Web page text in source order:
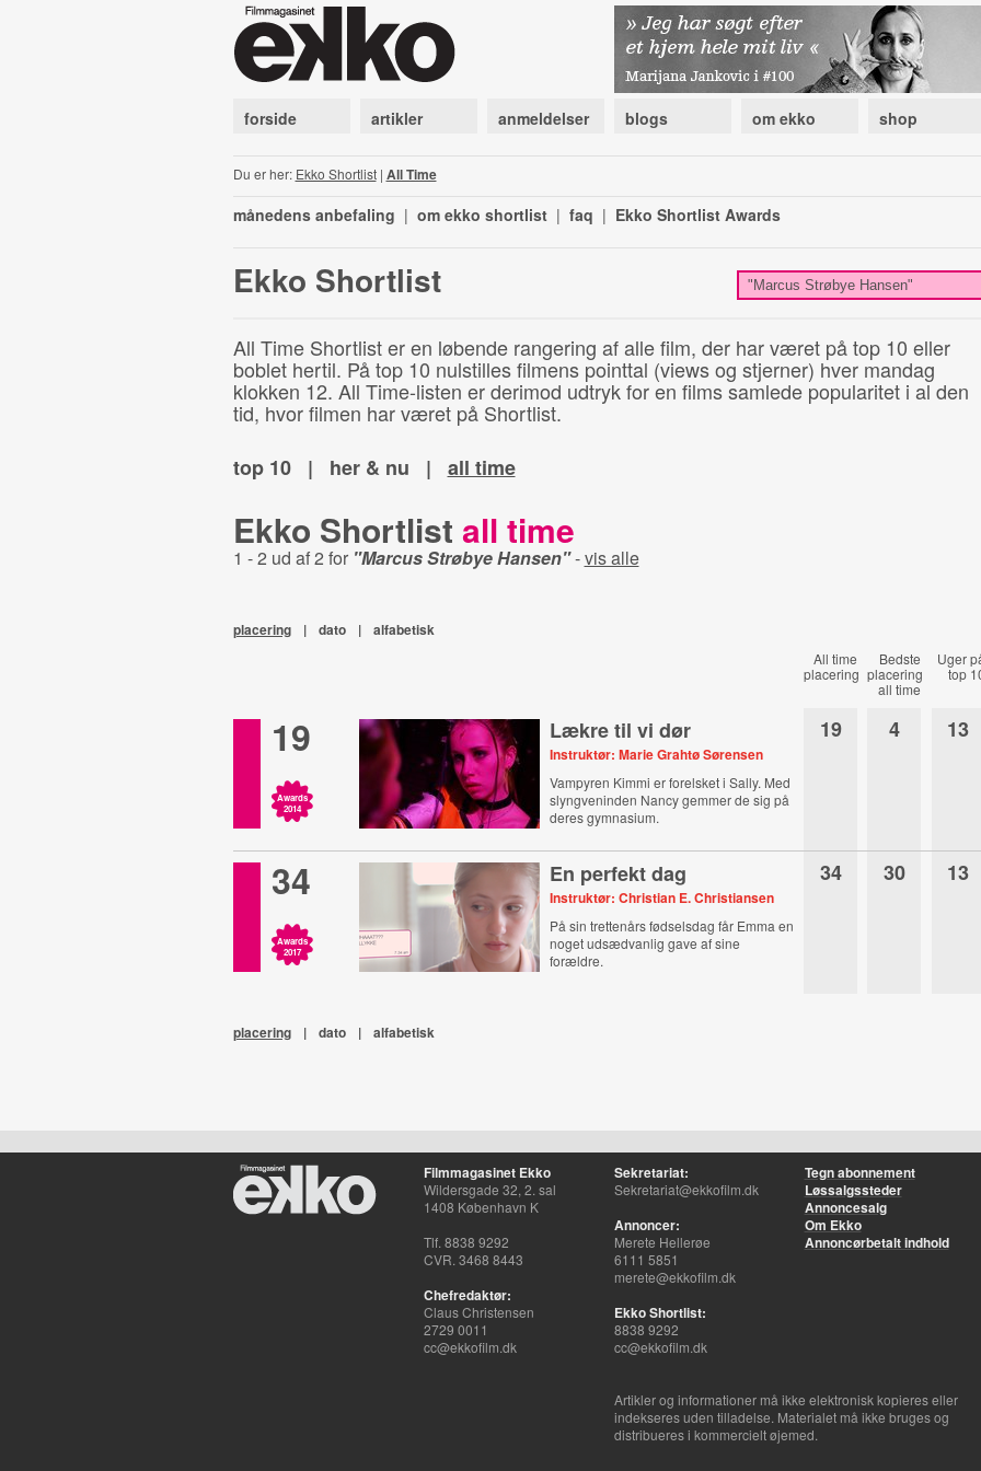
forside artikler anmeldelser blogs om ekko shop
Du er her: Ekko Shortlist| All Time
månedens anbefaling | om ekko shortlist | faq | Ekko Shortlist Awards
Ekko Shortlist
All Time Shortlist er en løbende rangering af alle film, der har været på top 10 eller
boblet hertil. På top 10 nulstilles filmens pointtal (views og stjerner) hver mandag
klokken 12. All Time-listen er derimod udtryk for en films samlede popularitet i al den
tid, hvor filmen har været på Shortlist.
top 10
| her & nu | all time
Ekko Shortlist all time
1 - 2 ud af 2 for "Marcus Strøbye Hansen"-vis alle
placering | dato | alfabetisk
All time
placering
Bedste
placering
all time
Uger
top
19
Awards
2014
Lækre til vi dør
Instruktør: Marie Grahtø Sørensen
Vampyren Kimmi er forelsket i Sally. Med
slyngveninden Nancy gemmer de sig på
deres gymnasium.
19 4 13
34
Awards
2017
En perfekt dag
Instruktør: Christian E. Christiansen
På sin trettenårs fødselsdag får Emma en
noget udsædvanlig gave af sine
forældre.
34 30 13
placering | dato | alfabetisk
Filmmagasinet Ekko
Wildersgade 32, 2. sal
1408 København K
Tlf. 8838 9292
CVR. 3468 8443
Chefredaktør:
Claus Christensen
2729 0011
cc@ekkofilm.dk
Sekretariat:
Sekretariat@ekkofilm.dk
Annoncer:
Merete Hellerøe
6111 5851
merete@ekkofilm.dk
Ekko Shortlist:
8838 9292
cc@ekkofilm.dk
Tegn abonnement
Løssalgssteder
Annoncesalg
Om Ekko
Annoncørbetalt indhold
Artikler og informationer må ikke elektronisk kopieres eller
indekseres uden tilladelse. Materialet må ikke bruges og
distribueres i kommercielt øjemed.